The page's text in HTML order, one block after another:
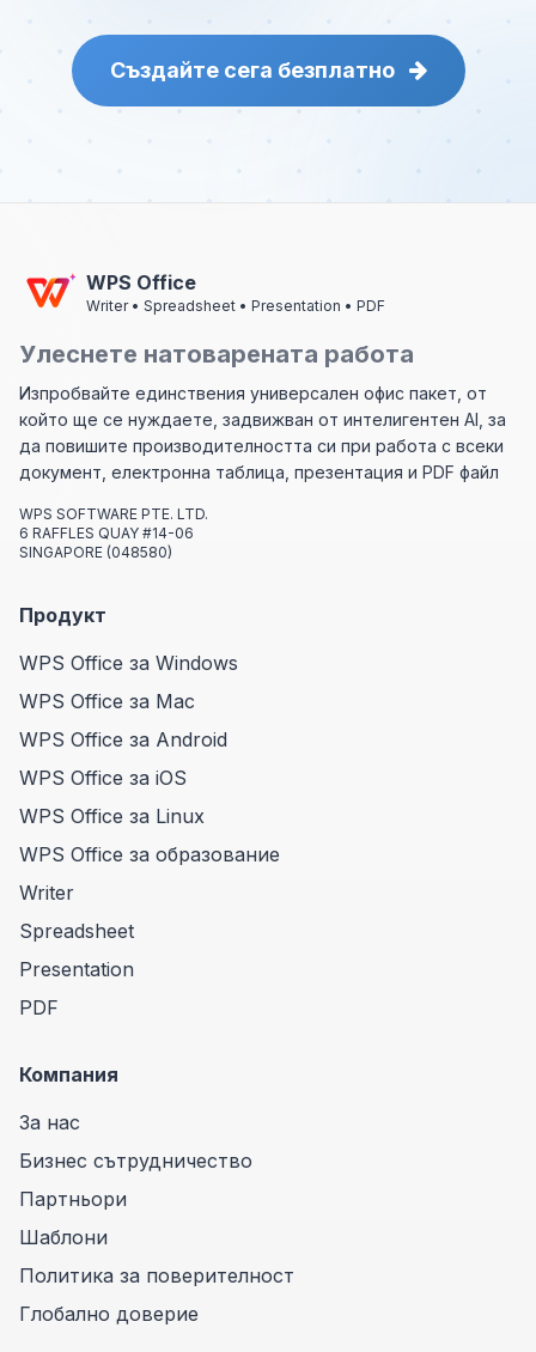
Създайте сега безплатно
WPS Office
Writer • Spreadsheet • Presentation • PDF
Улеснете натоварената работа
Изпробвайте единствения универсален офис пакет, от
който ще се нуждаете, задвижван от интелигентен AI, за
да повишите производителността си при работа с всеки
документ, електронна таблица, презентация и PDF файл
WPS SOFTWARE PTE. LTD.
6 RAFFLES QUAY #14-06
SINGAPORE (048580)
Продукт
WPS Office за Windows
WPS Office за Mac
WPS Office за Android
WPS Office за iOS
WPS Office за Linux
WPS Office за образование
Writer
Spreadsheet
Presentation
PDF
Компания
За нас
Бизнес сътрудничество
Партньори
Шаблони
Политика за поверителност
Глобално доверие